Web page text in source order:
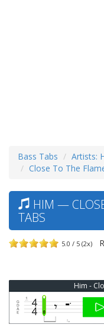
Bass Tabs Artists:
Close To The
HIM —
TABS
5.0 / 5 (2x)
Him -